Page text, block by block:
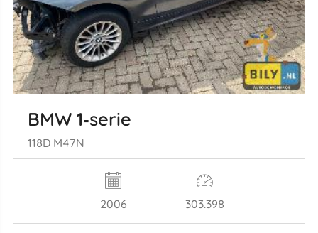
BMW 1‑serie
118D M47N
2006 303.398